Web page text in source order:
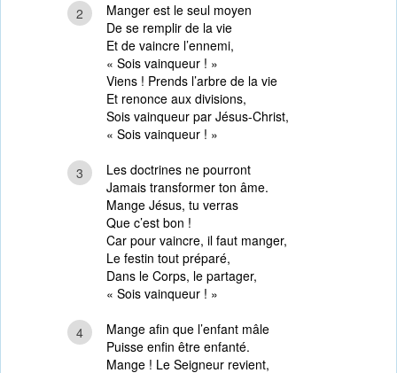
2
Manger est le seul moyen
De se remplir de la vie
Et de vaincre l’ennemi,
« Sois vainqueur ! »
Viens ! Prends l’arbre de la vie
Et renonce aux divisions,
Sois vainqueur par Jésus-Christ,
« Sois vainqueur ! »
3
Les doctrines ne pourront
Jamais transformer ton âme.
Mange Jésus, tu verras
Que c’est bon !
Car pour vaincre, il faut manger,
Le festin tout préparé,
Dans le Corps, le partager,
« Sois vainqueur ! »
4
Mange afin que l’enfant mâle
Puisse enfin être enfanté.
Mange ! Le Seigneur revient,